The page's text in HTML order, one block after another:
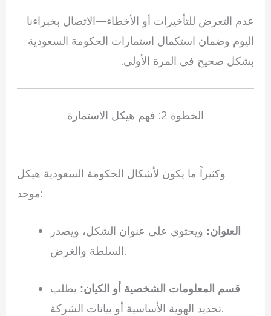
عدم التعرض للتأخيرات أو الأخطاء—الاتصال بخبراءنا
اليوم وضمان استكمال استمارات الحكومة السعودية
بشكل صحيح في المرة الأولى.
الخطوة 2: فهم هيكل الاستمارة
وكثيراً ما يكون لأشكال الحكومة السعودية هيكل
موحد:
العنوان: ويحتوي على عنوان الشكل، ويصدر
السلطة والغرض.
قسم المعلومات الشخصية أو الكيان: يطلب
تحديد الهوية الأساسية أو بيانات الشركة.